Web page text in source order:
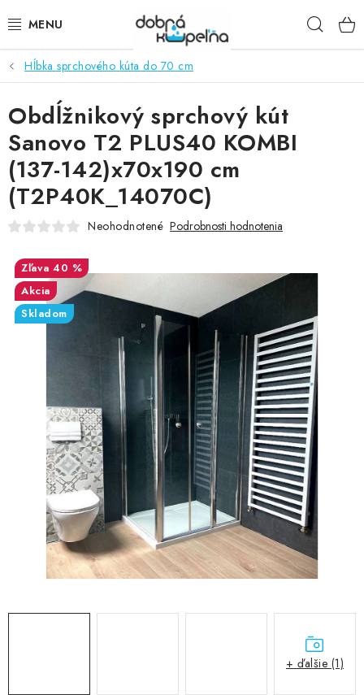
na
SPRCHOVÉ KÚTY
SPRCHOVÉ DVERE
BATÉRIE
VANE
DOPLNKY
SANITA
PRÍSLUŠENSTVO K SPRCHOVÝM KÚTOM A
NÁHRADNÉ DIELY
Doprava a Platby
Obchodné podmienky
Reklamačný poriadok
Blog
Ochrana osobných údajov GDPR
Kontakty
Predajňa Nitra
Formulár na vrátenie tovaru
Hĺbka sprchového kúta do 70 cm
Obdĺžnikový sprchový kút
Sanovo T2 PLUS40 KOMBI
(137-142)x70x190 cm
(T2P40K_14070C)
Neohodnotené Podrobnosti hodnotenia
40 %
Akcia
Skladom
+ ďalšie (1)